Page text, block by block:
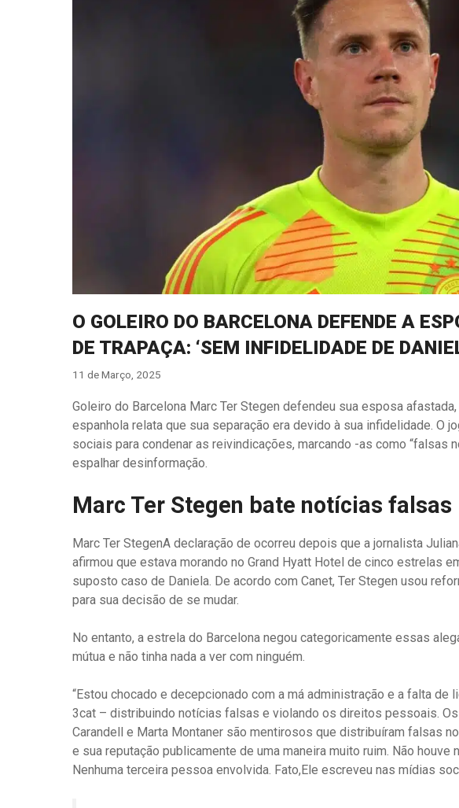
O GOLEIRO DO BARCELONA DEFENDE A
DE TRAPAÇA: ‘SEM INFIDELIDADE DE
11 de Março, 2025
Goleiro do Barcelona Marc Ter Stegen defendeu sua esposa
espanhola relata que sua separação era devido à sua infidelidade. O
sociais para condenar as reivindicações, marcando -as como “falsas
espalhar desinformação.
Marc Ter Stegen bate notícias falsas
Marc Ter StegenA declaração de ocorreu depois que a jornalista
afirmou que estava morando no Grand Hyatt Hotel de cinco estrelas
suposto caso de Daniela. De acordo com Canet, Ter Stegen usou
para sua decisão de se mudar.
No entanto, a estrela do Barcelona negou categoricamente essas
mútua e não tinha nada a ver com ninguém.
“Estou chocado e decepcionado com a má administração e a falta de
3cat – distribuindo notícias falsas e violando os direitos pessoais. Os
Carandell e Marta Montaner são mentirosos que distribuíram falsas
e sua reputação publicamente de uma maneira muito ruim. Não houve
Nenhuma terceira pessoa envolvida. Fato, Ele escreveu nas mídias